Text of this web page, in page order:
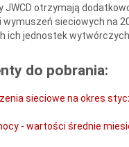
JWCD otrzymają
wymuszeń sieciowych na
ich jednostek wytwórczych.
do pobrania:
sieciowe na okres
- wartości średnie